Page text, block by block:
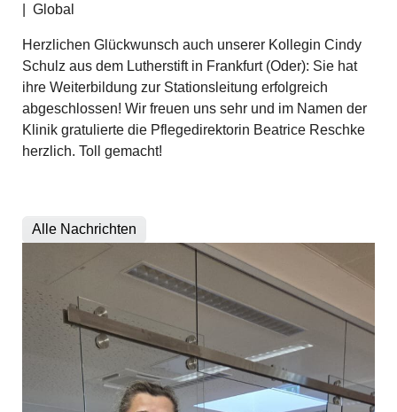
Global
Herzlichen Glückwunsch auch unserer Kollegin Cindy
Schulz aus dem Lutherstift in Frankfurt (Oder): Sie hat
ihre Weiterbildung zur Stationsleitung erfolgreich
abgeschlossen! Wir freuen uns sehr und im Namen der
Klinik gratulierte die Pflegedirektorin Beatrice Reschke
herzlich. Toll gemacht!
Alle Nachrichten